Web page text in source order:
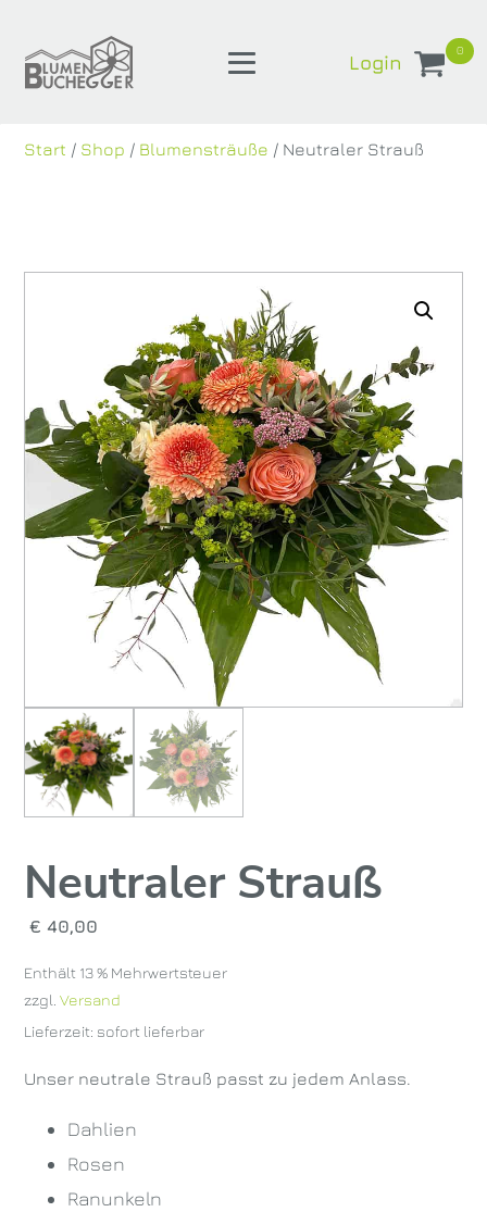
Login
0
Start / Shop / Blumensträuße / Neutraler Strauß
Neutraler Strauß
€ 40,00
Enthält 13 % Mehrwertsteuer
zzgl.Versand
Lieferzeit: sofort lieferbar
Unser neutrale Strauß passt zu jedem Anlass.
Dahlien
Rosen
Ranunkeln